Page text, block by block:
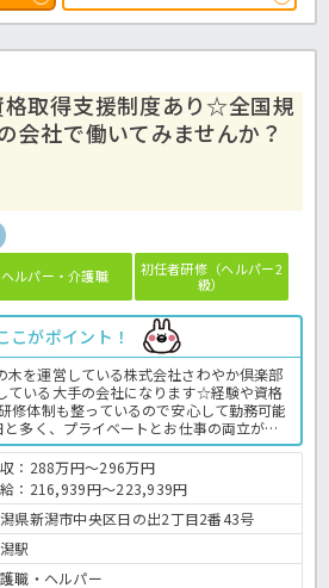
格取得支援制度あり☆全国規
会社で働いてみませんか？
ヘルパー・介護職
初任者研修（ヘルパー2
級）
こがポイント！
木を運営している株式会社さわやか倶楽部
ている大手の会社になります☆経験や資格
修体制も整っているので安心して勤務可能
多く、プライベートとお仕事の両立が可
65歳で長く勤務することも可能で、65歳
働けるので安心の職場です〇求人が気にな
問い合わせください！有料老人ホームでの
護職 正職員 有料老人ホームの求人＞
：288万円～296万円
：216,939円～223,939円
県新潟市中央区日の出2丁目2番43号
駅
職・ヘルパー